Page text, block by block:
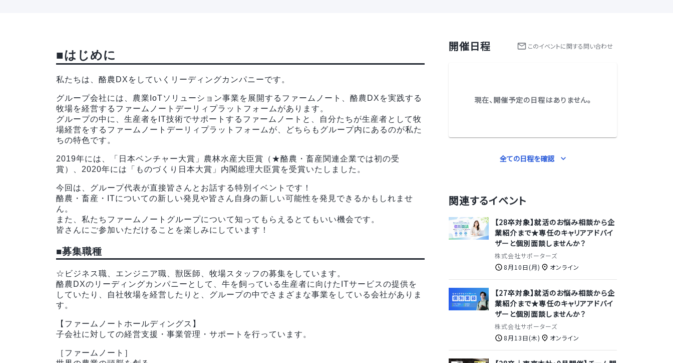
■はじめに
私たちは、酪農DXをしていくリーディングカンパニーです。
グループ会社には、農業IoTソリューション事業を展開するファームノート、酪農DXを実践する
牧場を経営するファームノートデーリィプラットフォームがあります。
グループの中に、生産者をIT技術でサポートするファームノートと、自分たちが生産者として牧
場経営をするファームノートデーリィプラットフォームが、どちらもグループ内にあるのが私た
ちの特色です。
2019年には、「日本ベンチャー大賞」農林水産大臣賞（★酪農・畜産関連企業では初の受
賞）、2020年には「ものづくり日本大賞」内閣総理大臣賞を受賞いたしました。
今回は、グループ代表が直接皆さんとお話する特別イベントです！
酪農・畜産・ITについての新しい発見や皆さん自身の新しい可能性を発見できるかもしれませ
ん。
また、私たちファームノートグループについて知ってもらえるとてもいい機会です。
皆さんにご参加いただけることを楽しみにしています！
■募集職種
☆ビジネス職、エンジニア職、獣医師、牧場スタッフの募集をしています。
酪農DXのリーディングカンパニーとして、牛を飼っている生産者に向けたITサービスの提供を
していたり、自社牧場を経営したりと、グループの中でさまざまな事業をしている会社がありま
す。
【ファームノートホールディングス】
子会社に対しての経営支援・事業管理・サポートを行っています。
［ファームノート］
開催日程 このイベントに関する問い合わせ
現在、開催予定の日程はありません。
全ての日程を確認
関連するイベント
【28卒対象】就活のお悩み相談から企
業紹介まで★専任のキャリアアドバイ
ザーと個別面談しませんか？
株式会社サポーターズ
8月10日(月)
オンライン
【27卒対象】就活のお悩み相談から企
業紹介まで★専任のキャリアアドバイ
ザーと個別面談しませんか？
株式会社サポーターズ
8月13日(木)
オンライン